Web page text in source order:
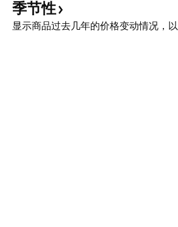
季节性
显示商品过去几年的价格变动情况，以